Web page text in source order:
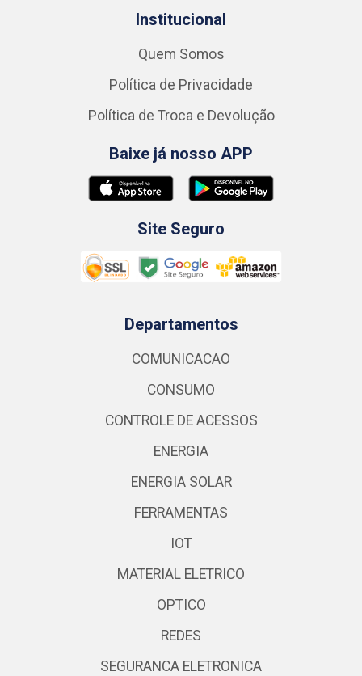
Institucional
Quem Somos
Política de Privacidade
Política de Troca e Devolução
Baixe já nosso APP
Site Seguro
Departamentos
COMUNICACAO
CONSUMO
CONTROLE DE ACESSOS
ENERGIA
ENERGIA SOLAR
FERRAMENTAS
IOT
MATERIAL ELETRICO
OPTICO
REDES
SEGURANCA ELETRONICA